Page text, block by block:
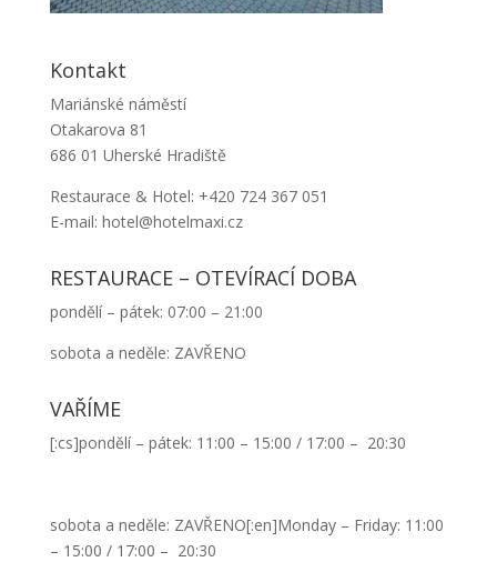
Kontakt
Mariánské náměstí
Otakarova 81
686 01 Uherské Hradiště
Restaurace & Hotel: +420 724 367 051
E-mail: hotel@hotelmaxi.cz
RESTAURACE – OTEVÍRACÍ DOBA
pondělí – pátek: 07:00 – 21:00
sobota a neděle: ZAVŘENO
VAŘÍME
[:cs]pondělí – pátek: 11:00 – 15:00 / 17:00 – 20:30
sobota a neděle: ZAVŘENO[:en]Monday – Friday: 11:00
– 15:00 / 17:00 – 20:30